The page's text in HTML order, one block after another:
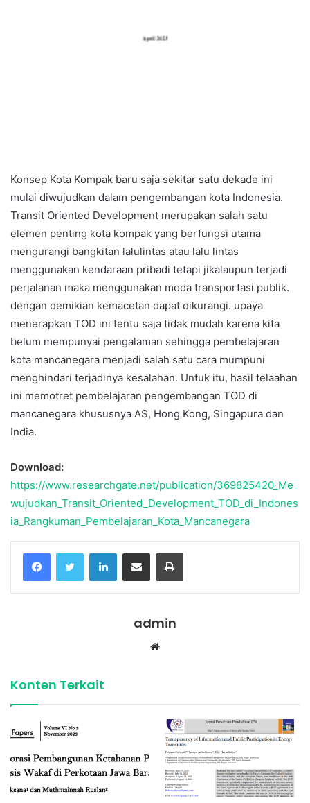
Konsep Kota Kompak baru saja sekitar satu dekade ini
mulai diwujudkan dalam pengembangan kota Indonesia.
Transit Oriented Development merupakan salah satu
elemen penting kota kompak yang berfungsi utama
mengurangi bangkitan lalulintas atau lalu lintas
menggunakan kendaraan pribadi tetapi jikalaupun terjadi
perjalanan maka menggunakan moda transportasi publik.
dengan demikian kemacetan dapat dikurangi. upaya
menerapkan TOD ini tentu saja tidak mudah karena kita
belum mempunyai pengalaman sehingga pembelajaran
kota mancanegara menjadi salah satu cara mumpuni
menghindari terjadinya kesalahan. Untuk itu, hasil telaahan
ini memotret pembelajaran pengembangan TOD di
mancanegara khususnya AS, Hong Kong, Singapura dan
India.
Download:
https://www.researchgate.net/publication/369825420_Me
wujudkan_Transit_Oriented_Development_TOD_di_Indones
ia_Rangkuman_Pembelajaran_Kota_Mancanegara
FacebookTwitter LinkedInShare via Email Print
admin
Website
Konten Terkait